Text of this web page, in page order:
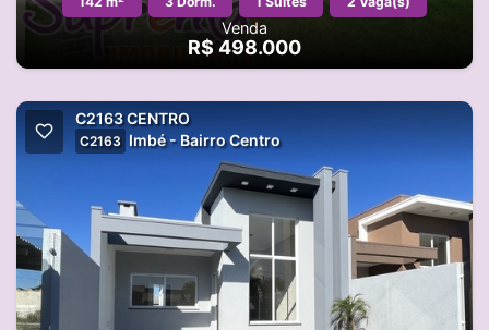
Venda
R$ 498.000
C2163 CENTRO
C2163 Imbé - Bairro Centro